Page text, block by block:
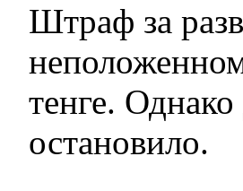
Штраф за
тенге.
остановило.